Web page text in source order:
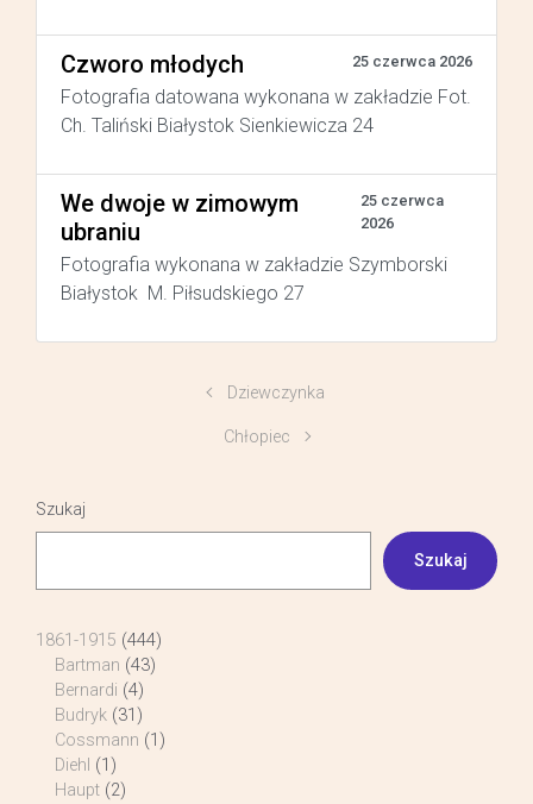
Czworo młodych 25 czerwca 2026
Fotografia datowana wykonana w zakładzie Fot.
Ch. Taliński Białystok Sienkiewicza 24
We dwoje w zimowym
ubraniu
25 czerwca
2026
Fotografia wykonana w zakładzie Szymborski
Białystok M. Piłsudskiego 27
Dziewczynka
Chłopiec
Szukaj
Szukaj
1861-1915 (444)
Bartman (43)
Bernardi (4)
Budryk (31)
Cossmann (1)
Diehl (1)
Haupt (2)